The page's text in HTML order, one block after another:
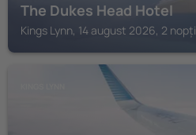
The Dukes Head Hotel
Kings Lynn, 14 august 2026, 2 nopți